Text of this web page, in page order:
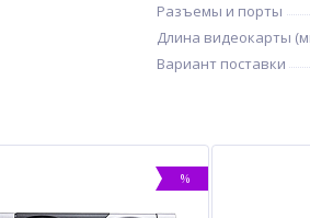
Разъемы и порты
Длина видеокарты
Вариант поставки
%